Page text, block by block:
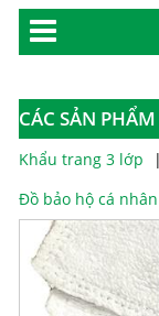
CÁC SẢN
Khẩu trang 3 lớp
Đồ bảo hộ cá nhân